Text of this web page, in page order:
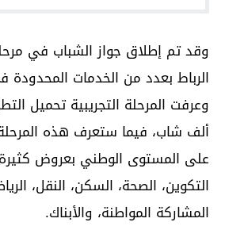
وقد تم إطلاق جواز الشباب في
الرباط بعدد من الخدمات المحدودة
ألف شاب، فيما ستعرف هذه
على المستوى الوطني بعروض
التكوين، الصحة، السكن، النقل،
المشاركة المواطنة، والأبناك.